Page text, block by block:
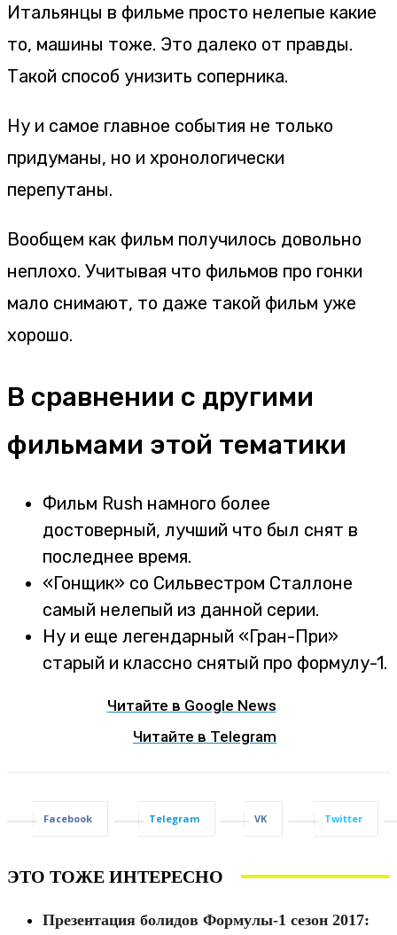
Итальянцы в фильме просто нелепые какие
то, машины тоже. Это далеко от правды.
Такой способ унизить соперника.
Ну и самое главное события не только
придуманы, но и хронологически
перепутаны.
Вообщем как фильм получилось довольно
неплохо. Учитывая что фильмов про гонки
мало снимают, то даже такой фильм уже
хорошо.
В сравнении с другими
фильмами этой тематики
Фильм Rush намного более
достоверный, лучший что был снят в
последнее время.
«Гонщик» со Сильвестром Сталлоне
самый нелепый из данной серии.
Ну и еще легендарный «Гран-При»
старый и классно снятый про формулу-1.
Читайте в Google News
Читайте в Telegram
Facebook Telegram VK Twitter
ЭТО ТОЖЕ ИНТЕРЕСНО
Презентация болидов Формулы-1 сезон 2017: